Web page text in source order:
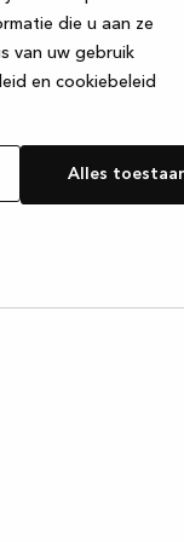
die u aan ze
van uw gebruik
en cookiebeleid
Alles
(see the